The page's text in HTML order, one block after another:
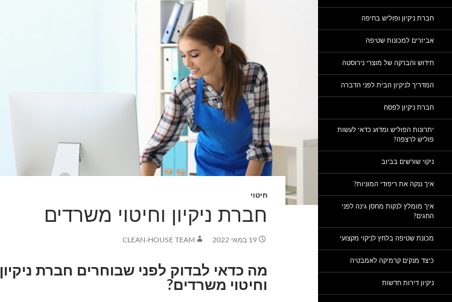
חיטוי
חברת ניקיון וחיטוי משרדים
19 במאי 2022 CLEAN-HOUSE TEAM
מה כדאי לבדוק לפני שבוחרים חברת ניקיון
וחיטוי משרדים?
חברת ניקיון ופוליש בחיפה
אביזרים למכונות שטיפה
חידוש והברקה של מוצרי נירוסטה
המדריך לניקיון הבית לפני הדברה
חברת ניקיון לפסח
יתרונות הפוליש ומדוע כדאי לעשות
פוליש לרצפה?
ניקוי שורשים בביוב
איך ננקה את ריפודי המוניות?
איך מומלץ לנקות מחסן גינה לפני
החגים?
מכונת שטיפה בלחץ לניקוי מקצועי
כיצד מנקים קרמיקה לאמבטיה
ניקיון דירות חדשות